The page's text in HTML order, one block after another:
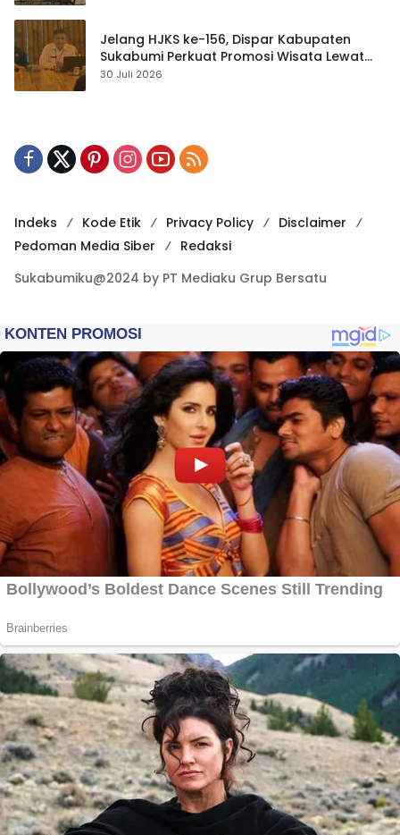
Jelang HJKS ke-156, Dispar Kabupaten
Sukabumi Perkuat Promosi Wisata Lewat
Publikasi Digital
30 Juli 2026
Indeks Kode Etik Privacy Policy
Disclaimer
Pedoman Media Siber
Redaksi
Sukabumiku@2024 by PT Mediaku Grup Bersatu